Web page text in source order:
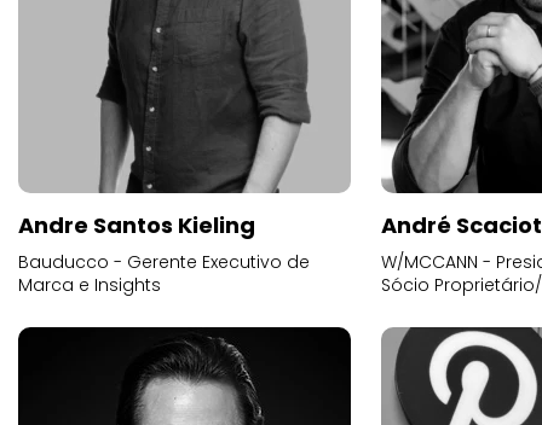
Andre Santos Kieling
Bauducco - Gerente Executivo de
Marca e Insights
André
W/MCCANN -
Sócio